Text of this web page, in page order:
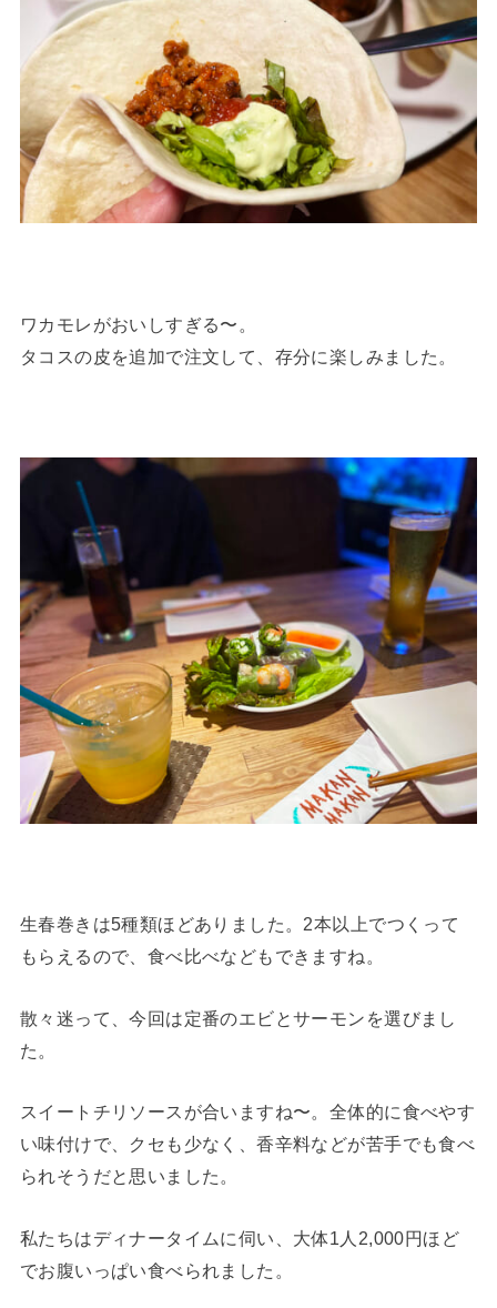
ワカモレがおいしすぎる〜。
タコスの皮を追加で注文して、存分に楽しみました。
生春巻きは5種類ほどありました。2本以上でつくって
もらえるので、食べ比べなどもできますね。
散々迷って、今回は定番のエビとサーモンを選びまし
た。
スイートチリソースが合いますね〜。全体的に食べやす
い味付けで、クセも少なく、香辛料などが苦手でも食べ
られそうだと思いました。
私たちはディナータイムに伺い、大体1人2,000円ほど
でお腹いっぱい食べられました。